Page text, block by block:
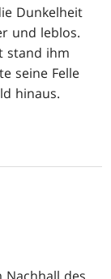
Dunkelheit
und leblos.
stand ihm
seine Felle
hinaus.